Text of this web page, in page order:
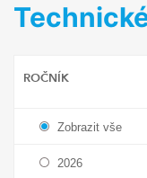
INFORMACE
PROMAT ČESKÁ
KE STAŽENÍ
ROČNÍK
Zobrazit vše
2026